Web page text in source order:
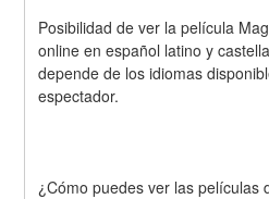
Posibilidad de ver la película
online en español latino y
depende de los idiomas
espectador.
¿Cómo puedes ver las películas